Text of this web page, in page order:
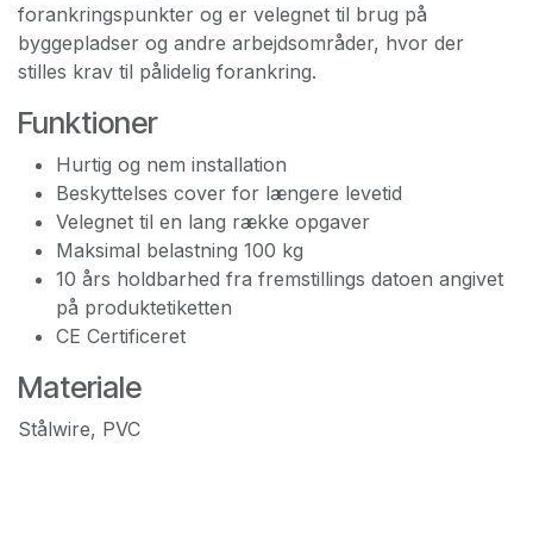
forankringspunkter og er velegnet til brug på
byggepladser og andre arbejdsområder, hvor der
stilles krav til pålidelig forankring.
Funktioner
Hurtig og nem installation
Beskyttelses cover for længere levetid
Velegnet til en lang række opgaver
Maksimal belastning 100 kg
10 års holdbarhed fra fremstillings datoen angivet
på produktetiketten
CE Certificeret
Materiale
Stålwire, PVC